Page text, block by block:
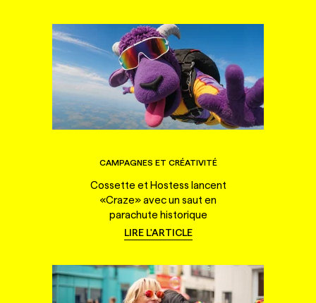
CAMPAGNES ET CRÉATIVITÉ
Cossette et Hostess lancent
«Craze» avec un saut en
parachute historique
LIRE L'ARTICLE